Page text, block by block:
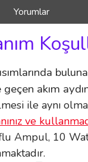
Yorumlar
akım
ile aynı
ve
10 Watt